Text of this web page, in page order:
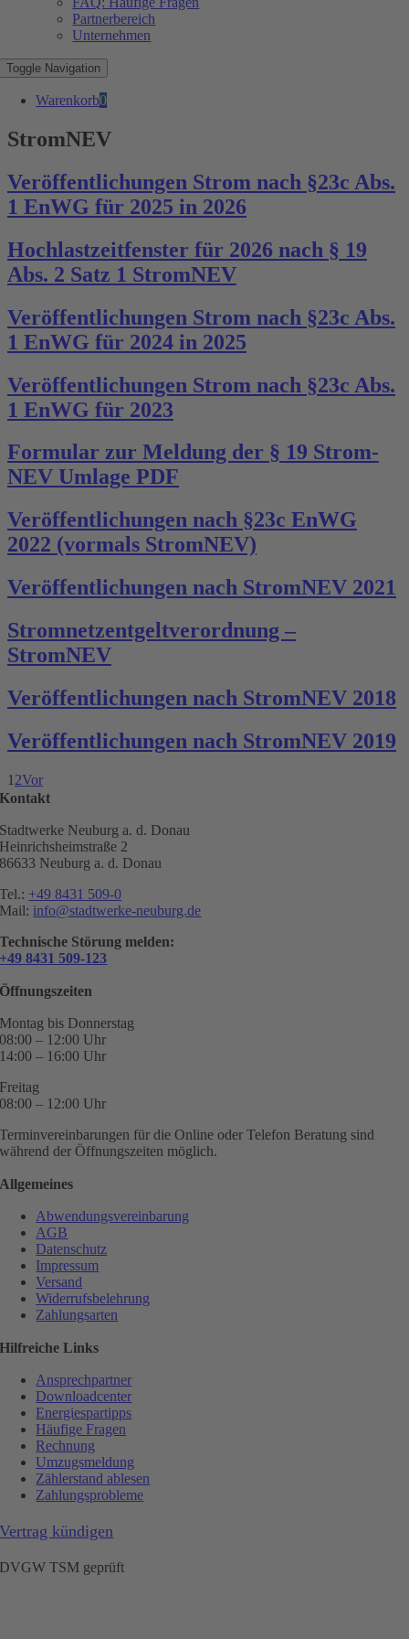
Partnerbereich
Unternehmen
Toggle Navigation
Warenkorb0
StromNEV
Veröffentlichungen Strom nach §23c Abs.
1 EnWG für 2025 in 2026
Hochlastzeitfenster für 2026 nach § 19
Abs. 2 Satz 1 StromNEV
Veröffentlichungen Strom nach §23c Abs.
1 EnWG für 2024 in 2025
Veröffentlichungen Strom nach §23c Abs.
1 EnWG für 2023
Formular zur Meldung der § 19 Strom-
NEV Umlage PDF
Veröffentlichungen nach §23c EnWG
2022 (vormals StromNEV)
Veröffentlichungen nach StromNEV 2021
Stromnetzentgeltverordnung –
StromNEV
Veröffentlichungen nach StromNEV 2018
Veröffentlichungen nach StromNEV 2019
1 2Vor
Kontakt
Stadtwerke Neuburg a. d. Donau
Heinrichsheimstraße 2
86633 Neuburg a. d. Donau
Tel.: +49 8431 509-0
Mail: info@stadtwerke-neuburg.de
Technische Störung melden:
+49 8431 509-123
Öffnungszeiten
Montag bis Donnerstag
08:00 – 12:00 Uhr
14:00 – 16:00 Uhr
Freitag
08:00 – 12:00 Uhr
Terminvereinbarungen für die Online oder Telefon Beratung sind
während der Öffnungszeiten möglich.
Allgemeines
Abwendungsvereinbarung
AGB
Datenschutz
Impressum
Versand
Widerrufsbelehrung
Zahlungsarten
Hilfreiche Links
Ansprechpartner
Downloadcenter
Energiespartipps
Häufige Fragen
Rechnung
Umzugsmeldung
Zählerstand ablesen
Zahlungsprobleme
Vertrag kündigen
DVGW TSM geprüft